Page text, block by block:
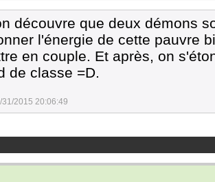
découvre que deux démons
l'énergie de cette pauvre
en couple. Et après, on
de classe =D.
31/2015 20:06:49